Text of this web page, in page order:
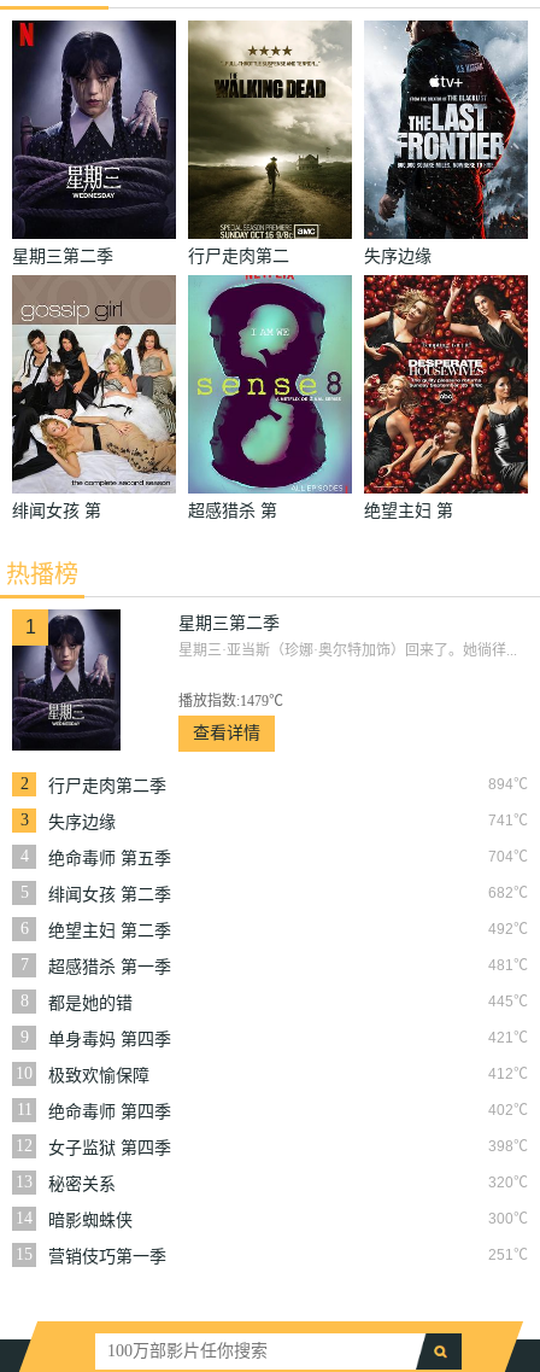
星期三第二季
行尸走肉第二
失序边缘
绯闻女孩 第
超感猎杀 第
绝望主妇 第
热播榜
1 星期三第二季
星期三·亚当斯（珍娜·奥尔特加饰）回来了。她徜徉...
播放指数:1479℃
查看详情
2 894℃
行尸走肉第二季
3
741℃
失序边缘
4
704℃
绝命毒师 第五季
5
682℃
绯闻女孩 第二季
6
492℃
绝望主妇 第二季
7
481℃
超感猎杀 第一季
8
445℃
都是她的错
9
421℃
单身毒妈 第四季
10
412℃
极致欢愉保障
11
402℃
绝命毒师 第四季
12
398℃
女子监狱 第四季
13
320℃
秘密关系
14
300℃
暗影蜘蛛侠
15
251℃
营销伎巧第一季